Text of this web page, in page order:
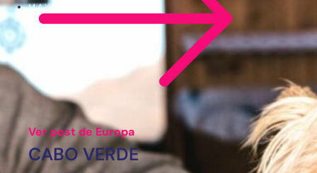
Ver post de Europa
CABO VERDE
MAYO 30, 2023